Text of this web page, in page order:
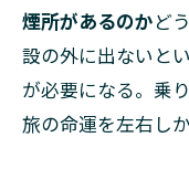
煙所があるのかど
設の外に出ないと
が必要になる。乗
旅の命運を左右しか